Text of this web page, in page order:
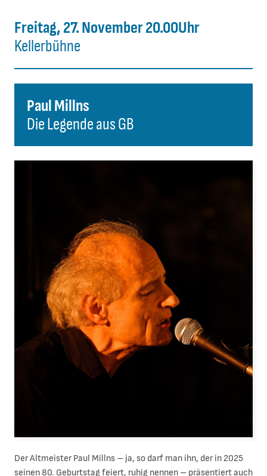
Freitag, 27. November 20.00Uhr
Kellerbühne
Paul Millns
Die Legende aus GB
Der Altmeister Paul Millns – ja, so darf man ihn, der in 2025
seinen 80. Geburtstag feiert, ruhig nennen – präsentiert auch